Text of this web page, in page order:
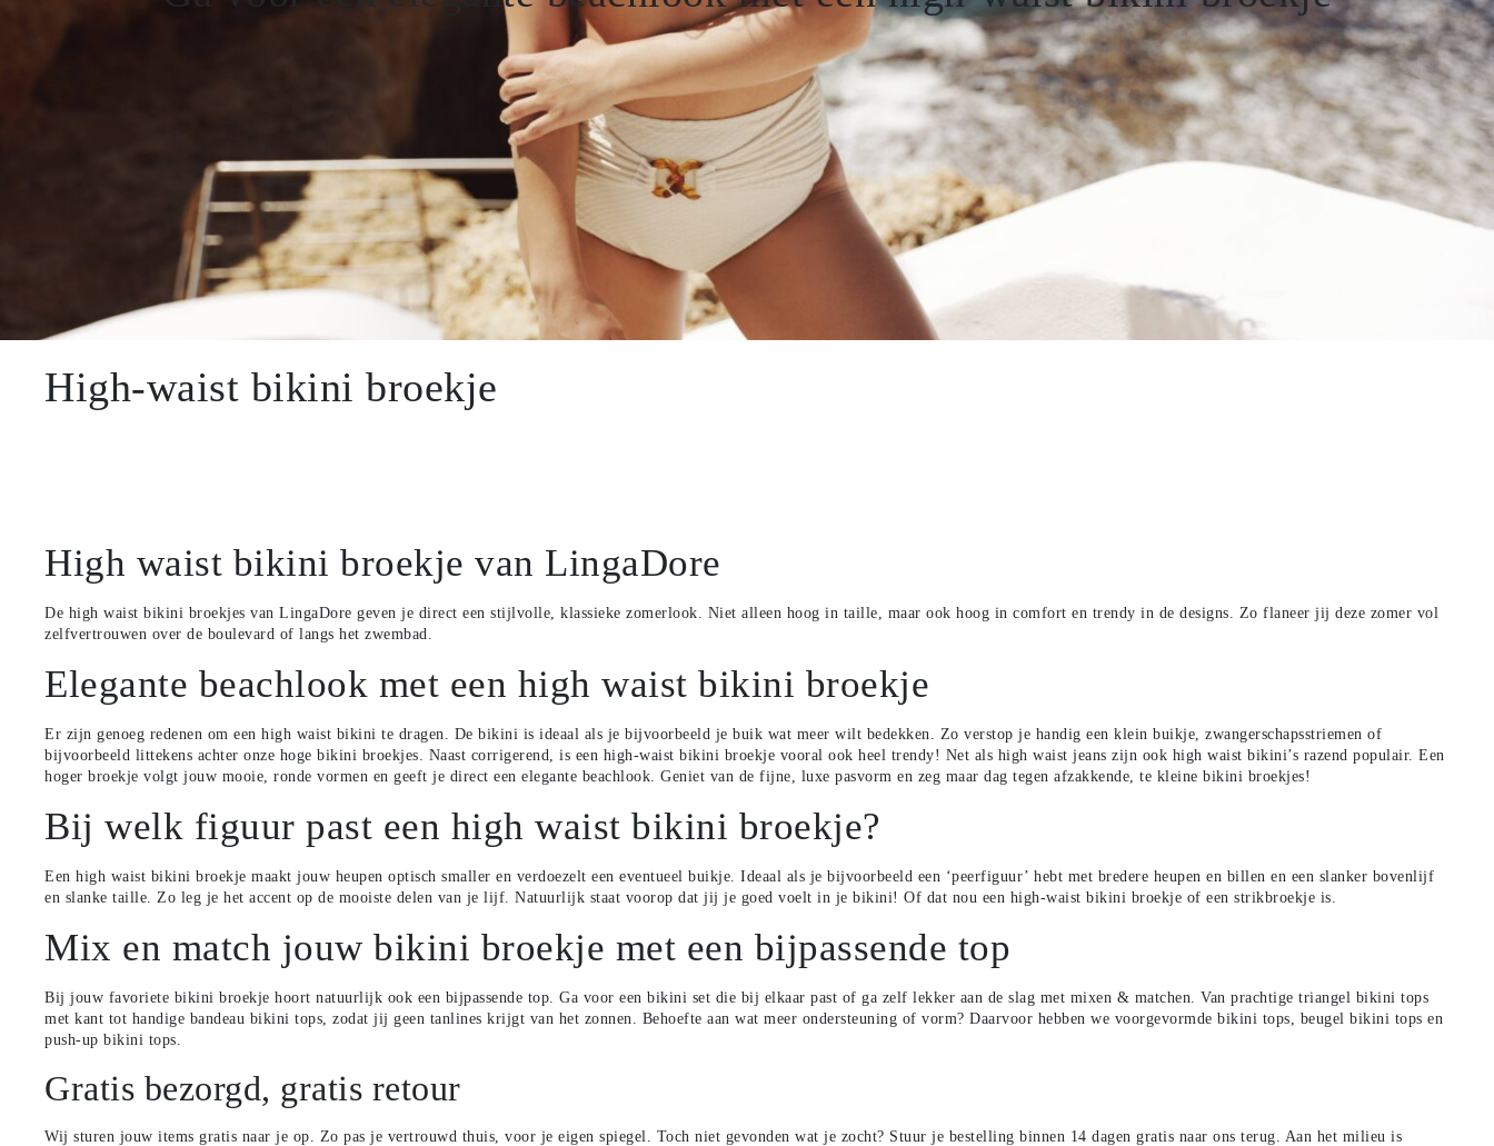
Voorgevormde bh
Niet voorgevormde bh
Gel bh
High-waist bikini broekje
High waist bikini broekje van LingaDore
De high waist bikini broekjes van LingaDore geven je direct een stijlvolle, klassieke zomerlook. Niet alleen hoog in taille, maar ook hoog in comfort en trendy in de designs. Zo flaneer jij deze zomer vol
zelfvertrouwen over de boulevard of langs het zwembad.
Elegante beachlook met een high waist bikini broekje
Er zijn genoeg redenen om een high waist bikini te dragen
. De bikini is ideaal als je bijvoorbeeld je buik wat meer wilt bedekken. Zo verstop je handig een klein buikje, zwangerschapsstriemen of
bijvoorbeeld littekens achter onze hoge bikini broekjes. Naast corrigerend, is een high-waist bikini broekje vooral ook heel trendy! Net als high waist jeans zijn ook high waist bikini’s razend populair. Een
hoger broekje volgt jouw mooie, ronde vormen en geeft je direct een elegante beachlook. Geniet van de fijne, luxe pasvorm en zeg maar dag tegen afzakkende, te kleinebikini broekjes!
Bij welk figuur past een high waist bikini broekje?
Een high waist bikini broekje maakt jouw heupen optisch smaller en verdoezelt een eventueel buikje. Ideaal als je bijvoorbeeld een ‘peerfiguur’ hebt met bredere heupen en billen en een slanker bovenlijf
en slanke taille. Zo leg je het accent op de mooiste delen van je lijf. Natuurlijk staat voorop dat jij je goed voelt in je bikini! Of dat nou een high-waist bikini broekje of eenstrikbroekje is.
Mix en match jouw bikini broekje met een bijpassende top
Bij jouw favoriete bikini broekje hoort natuurlijk ook een bijpassende top. Ga voor eenbikini set die bij elkaar past of ga zelf lekker aan de slag met mixen & matchen. Van prachtigetriangel bikini tops
met kant tot handige bandeau bikini tops , zodat jij geen tanlines krijgt van het zonnen. Behoefte aan wat meer ondersteuning of vorm? Daarvoor hebben we voorgevormde bikini tops beugel bikini tops en
push-up bikini tops.
Gratis bezorgd, gratis retour
Wij sturen jouw items gratis naar je op. Zo pas je vertrouwd thuis, voor je eigen spiegel. Toch niet gevonden wat je zocht? Stuur je bestelling binnen 14 dagen gratis naar ons terug.
Aan het milieu is